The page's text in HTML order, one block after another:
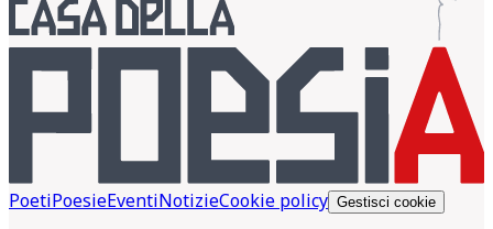
PoetiPoesieEventiNotizieCookie policy Gestisci cookie